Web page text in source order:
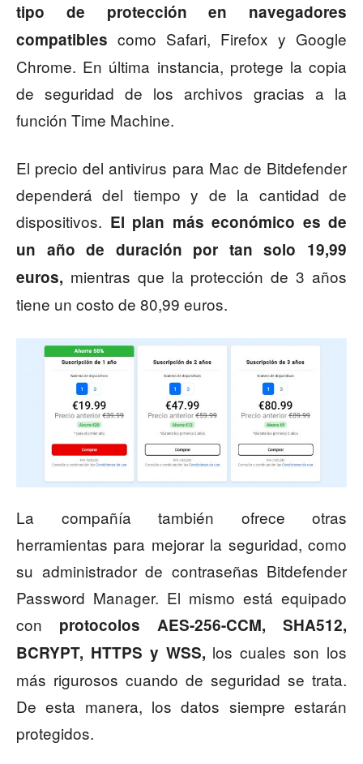
tipo de protección en navegadores
compatibles como Safari, Firefox y Google
Chrome. En última instancia, protege la copia
de seguridad de los archivos gracias a la
función Time Machine.
El precio del antivirus para Mac de Bitdefender
dependerá del tiempo y de la cantidad de
dispositivos. El plan más económico es de
un año de duración por tan solo 19,99
euros, mientras que la protección de 3 años
tiene un costo de 80,99 euros.
La compañía también ofrece otras
herramientas para mejorar la seguridad, como
su administrador de contraseñas Bitdefender
Password Manager. El mismo está equipado
con protocolos AES-256-CCM, SHA512,
BCRYPT, HTTPS y WSS, los cuales son los
más rigurosos cuando de seguridad se trata.
De esta manera, los datos siempre estarán
protegidos.